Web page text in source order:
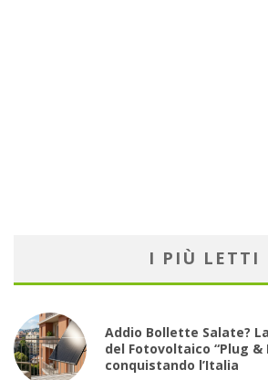
I PIÙ LETTI
Addio Bollette Salate?
del Fotovoltaico “Plug &
conquistando l’Italia